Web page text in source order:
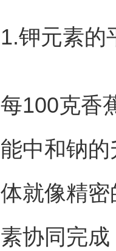
1.钾元素的
每100克香
能中和钠
体就像精
素协同完